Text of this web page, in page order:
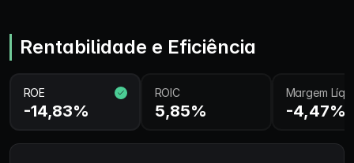
Rentabilidade e Eficiência
ROE
-14,83%
ROIC
5,85%
Margem
-4,47%